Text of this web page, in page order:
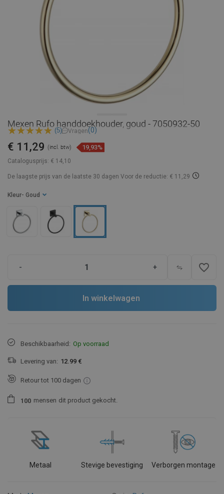
Mexen Rufo handdoekhouder, goud - 7050932-50
(5) Vragen(0)
Catalogusprijs: € 14,10
€ 11,29 (incl. btw) 19,93%
De laagste prijs van de laatste 30 dagen Voor de reductie: € 11,29
Kleur - Goud
- + favorite_border
In winkelwagen
Beschikbaarheid: Op voorraad
Levering van: 12.99 €
Retour tot 100 dagen
1 00 mensen dit product gekocht.
Metaal Stevige bevestiging Verborgen montage